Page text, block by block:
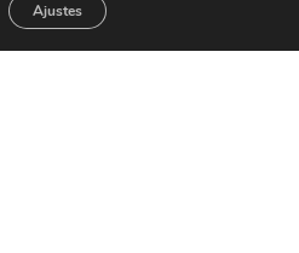
Ajustes